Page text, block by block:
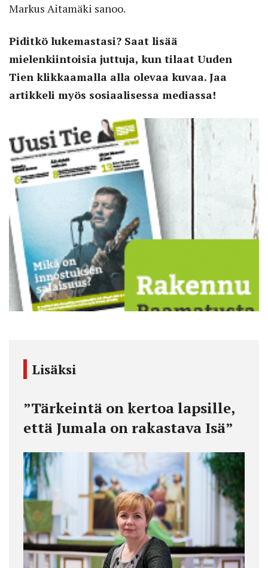
Markus Aitamäki sanoo.
Piditkö lukemastasi? Saat lisää
mielenkiintoisia juttuja, kun tilaat Uuden
Tien klikkaamalla alla olevaa kuvaa. Jaa
artikkeli myös sosiaalisessa mediassa!
Lisäksi
”Tärkeintä on kertoa lapsille,
että Jumala on rakastava Isä”